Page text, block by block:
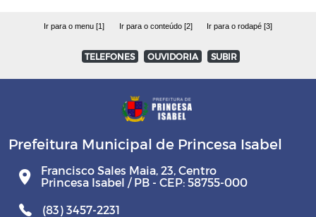
Ir para o menu [1] Ir para o conteúdo [2] Ir para o rodapé [3]
TELEFONES OUVIDORIA SUBIR
Prefeitura Municipal de Princesa Isabel
Francisco Sales Maia, 23, Centro
Princesa Isabel / PB - CEP: 58755-000
(83) 3457-2231